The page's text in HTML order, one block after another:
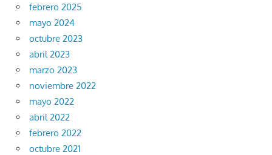
febrero 2025
mayo 2024
octubre 2023
abril 2023
marzo 2023
noviembre 2022
mayo 2022
abril 2022
febrero 2022
octubre 2021